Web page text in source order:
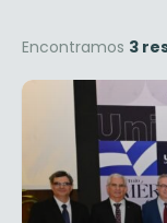
Encontramos 3